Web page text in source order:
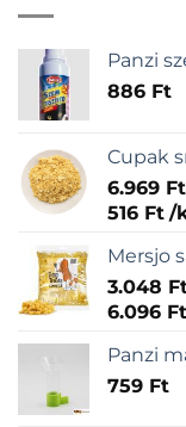
Panzi
886 Ft
Cupak
6.969 Ft
516 Ft /
Mersjo
3.048
6.096 Ft
Panzi
759 Ft